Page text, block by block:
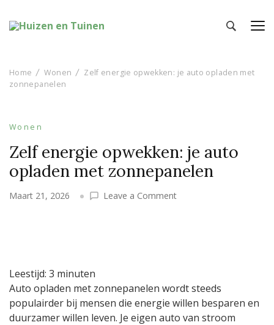
Home Wonen
Zelf energie opwekken: je auto opladen met
zonnepanelen
Wonen
Zelf energie opwekken: je auto
opladen met zonnepanelen
Maart 21, 2026 Leave a Commenton
met
zonnepanelen
Leestijd: 3 minuten
Auto opladen met zonnepanelen wordt steeds
populairder bij mensen die energie willen besparen en
duurzamer willen leven. Je eigen auto van stroom